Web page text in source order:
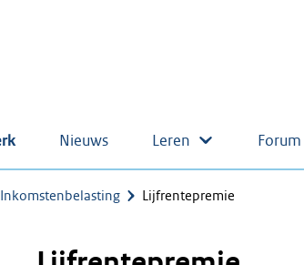
Nieuws Leren Forum
Inkomstenbelasting Lijfrentepremie